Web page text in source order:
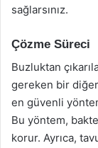
sağlarsınız.
Çözme Süreci
Buzluktan
gereken bir
en güvenli
Bu yöntem,
korur. Ayrıca,